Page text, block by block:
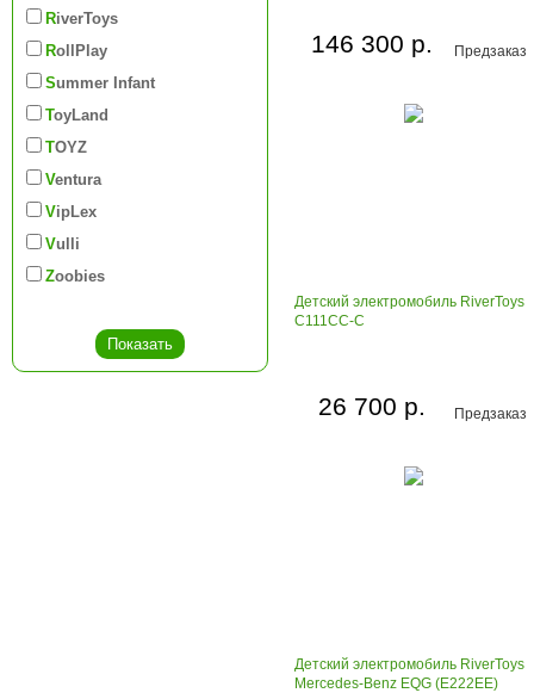
RiverToys
RollPlay
Summer Infant
ToyLand
TOYZ
Ventura
VipLex
Vulli
Zoobies
Предзаказ
146 300 р.
Детский электромобиль RiverToys
C111CC-C
Предзаказ
26 700 р.
Детский электромобиль RiverToys
Mercedes-Benz EQG (E222EE)